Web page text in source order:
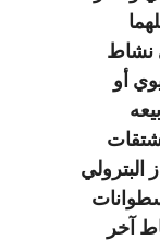
نشاط
أو
البترولي
آخر